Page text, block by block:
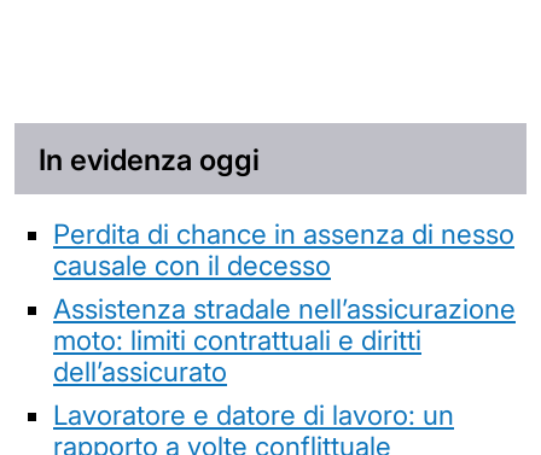
In evidenza oggi
Perdita di chance in assenza di nesso
causale con il decesso
Assistenza stradale nell’assicurazione
moto: limiti contrattuali e diritti
dell’assicurato
Lavoratore e datore di lavoro: un
rapporto a volte conflittuale